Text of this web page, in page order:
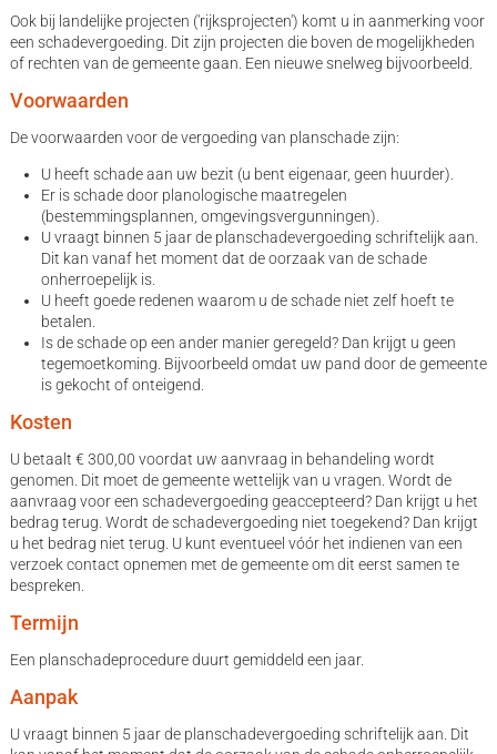
Ook bij landelijke projecten ('rijksprojecten') komt u in aanmerking voor
een schadevergoeding. Dit zijn projecten die boven de mogelijkheden
of rechten van de gemeente gaan. Een nieuwe snelweg bijvoorbeeld.
Voorwaarden
De voorwaarden voor de vergoeding van planschade zijn:
U heeft schade aan uw bezit (u bent eigenaar, geen huurder).
Er is schade door planologische maatregelen
(bestemmingsplannen, omgevingsvergunningen).
U vraagt binnen 5 jaar de planschadevergoeding schriftelijk aan.
Dit kan vanaf het moment dat de oorzaak van de schade
onherroepelijk is.
U heeft goede redenen waarom u de schade niet zelf hoeft te
betalen.
Is de schade op een ander manier geregeld? Dan krijgt u geen
tegemoetkoming. Bijvoorbeeld omdat uw pand door de gemeente
is gekocht of onteigend.
Kosten
U betaalt € 300,00 voordat uw aanvraag in behandeling wordt
genomen. Dit moet de gemeente wettelijk van u vragen. Wordt de
aanvraag voor een schadevergoeding geaccepteerd? Dan krijgt u het
bedrag terug. Wordt de schadevergoeding niet toegekend? Dan krijgt
u het bedrag niet terug. U kunt eventueel vóór het indienen van een
verzoek contact opnemen met de gemeente om dit eerst samen te
bespreken.
Termijn
Een planschadeprocedure duurt gemiddeld een jaar.
Aanpak
U vraagt binnen 5 jaar de planschadevergoeding schriftelijk aan. Dit